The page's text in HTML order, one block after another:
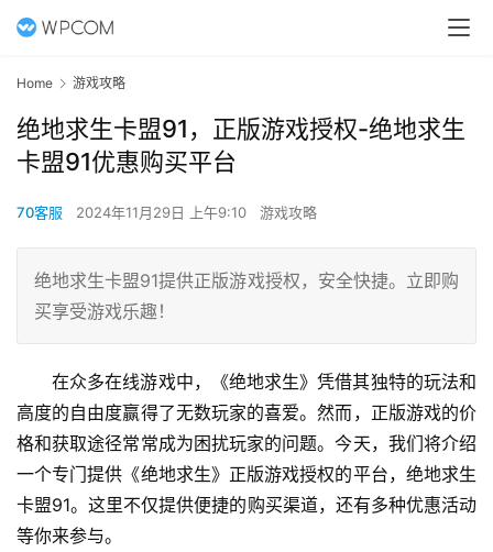
Home 游戏攻略
绝地求生卡盟91，正版游戏授权-绝地求生
卡盟91优惠购买平台
70客服 2024年11月29日 上午9:10 游戏攻略
绝地求生卡盟91提供正版游戏授权，安全快捷。立即购
买享受游戏乐趣！
在众多在线游戏中，《绝地求生》凭借其独特的玩法和
高度的自由度赢得了无数玩家的喜爱。然而，正版游戏的价
格和获取途径常常成为困扰玩家的问题。今天，我们将介绍
一个专门提供《绝地求生》正版游戏授权的平台，绝地求生
卡盟91。这里不仅提供便捷的购买渠道，还有多种优惠活动
等你来参与。